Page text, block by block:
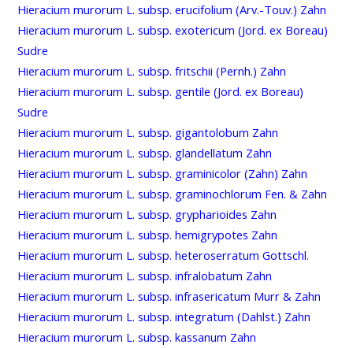
Hieracium murorum L. subsp. erucifolium (Arv.-Touv.) Zahn
Hieracium murorum L. subsp. exotericum (Jord. ex Boreau)
Sudre
Hieracium murorum L. subsp. fritschii (Pernh.) Zahn
Hieracium murorum L. subsp. gentile (Jord. ex Boreau)
Sudre
Hieracium murorum L. subsp. gigantolobum Zahn
Hieracium murorum L. subsp. glandellatum Zahn
Hieracium murorum L. subsp. graminicolor (Zahn) Zahn
Hieracium murorum L. subsp. graminochlorum Fen. & Zahn
Hieracium murorum L. subsp. grypharioides Zahn
Hieracium murorum L. subsp. hemigrypotes Zahn
Hieracium murorum L. subsp. heteroserratum Gottschl.
Hieracium murorum L. subsp. infralobatum Zahn
Hieracium murorum L. subsp. infrasericatum Murr & Zahn
Hieracium murorum L. subsp. integratum (Dahlst.) Zahn
Hieracium murorum L. subsp. kassanum Zahn